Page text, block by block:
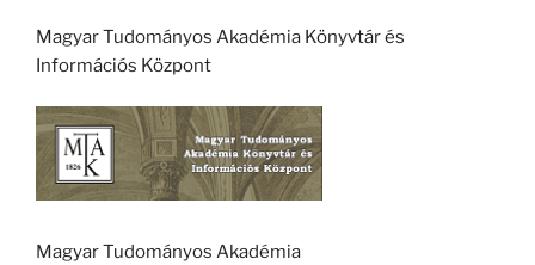
Magyar Tudományos Akadémia Könyvtár és
Információs Központ
Magyar Tudományos Akadémia